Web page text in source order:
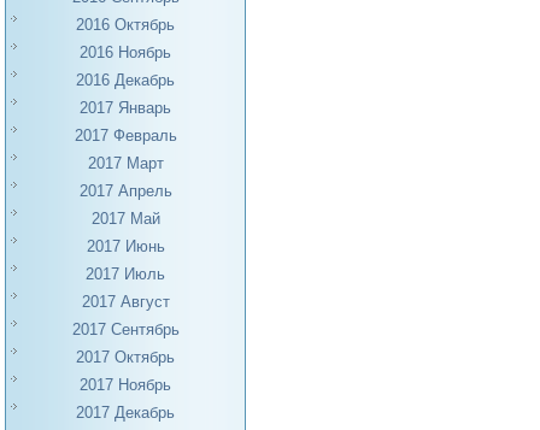
2016 Октябрь
2016 Ноябрь
2016 Декабрь
2017 Январь
2017 Февраль
2017 Март
2017 Апрель
2017 Май
2017 Июнь
2017 Июль
2017 Август
2017 Сентябрь
2017 Октябрь
2017 Ноябрь
2017 Декабрь